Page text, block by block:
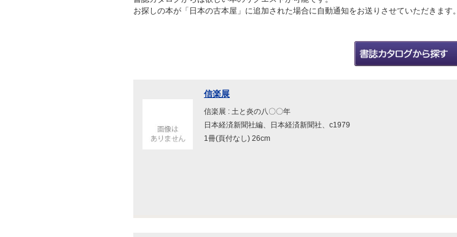
お探しの本が「日本の古本屋」に追加された場合に自動通知をお送りさせていただきます。
信楽展
信楽展 : 土と炎の八〇〇年
日本経済新聞社編、日本経済新聞社、c1979
1冊(頁付なし) 26cm